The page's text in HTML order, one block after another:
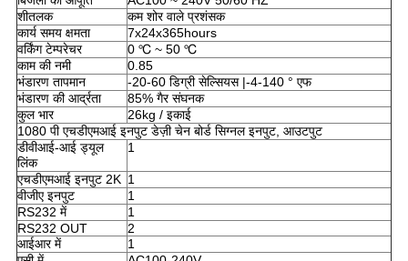
शीतलक
कम शोर वाले प्रशंसक
कार्य समय क्षमता
7x24x365hours
वर्किंग टेम्परेचर
0 ℃ ~ 50 ℃
काम की नमी
0.85
भंडारण तापमान
-20-60 डिग्री सेल्सियस |-4-140 ° एफ
भंडारण की आर्द्रता
85% गैर संघनक
कुल भार
26kg / इकाई
1080 पी एचडीएमआई इनपुट डेज़ी चेन बोर्ड सिग्नल इनपुट, आउटपुट
डीवीआई-आई ड्यूल
लिंक
1
एचडीएमआई इनपुट 2K 1
वीजीए इनपुट
1
RS232 में
1
RS232 OUT
2
आईआर में
1